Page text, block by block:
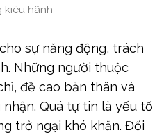
sự năng động, trách
Những người thuộc
đề cao bản thân và
Quá tự tin là yếu tố
trở ngại khó khăn. Đối